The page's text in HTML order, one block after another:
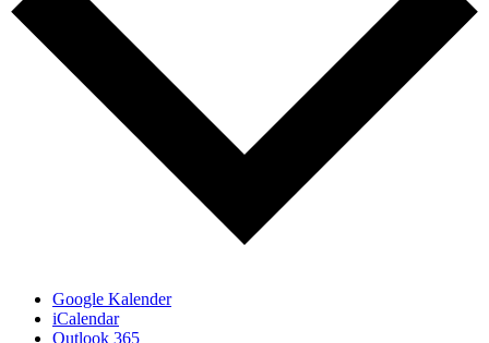
Google Kalender
iCalendar
Outlook 365